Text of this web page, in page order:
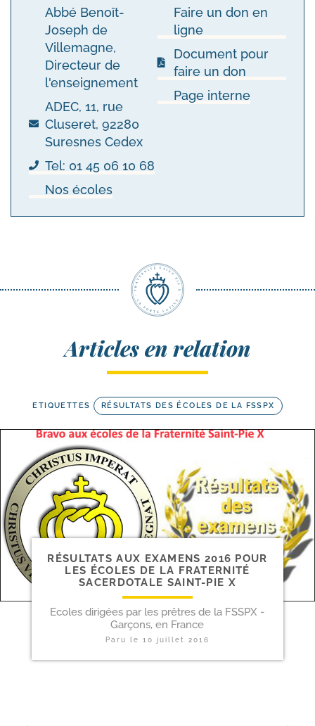
Abbé Benoît-
Joseph de
Villemagne,
Directeur de
l'enseignement
ADEC, 11, rue
Cluseret, 92280
Suresnes Cedex
Tel: 01 45 06 10 68
Nos écoles
Faire un don en
ligne
Document pour
faire un don
Page interne
Articles en relation
ETIQUETTES RÉSULTATS DES ÉCOLES DE LA FSSPX
RÉSULTATS AUX EXAMENS 2016 POUR
LES ÉCOLES DE LA FRATERNITÉ
SACERDOTALE SAINT-​PIE X
Ecoles dirigées par les prêtres de la FSSPX -
Garçons, en France
Paru le 10 juillet 2016